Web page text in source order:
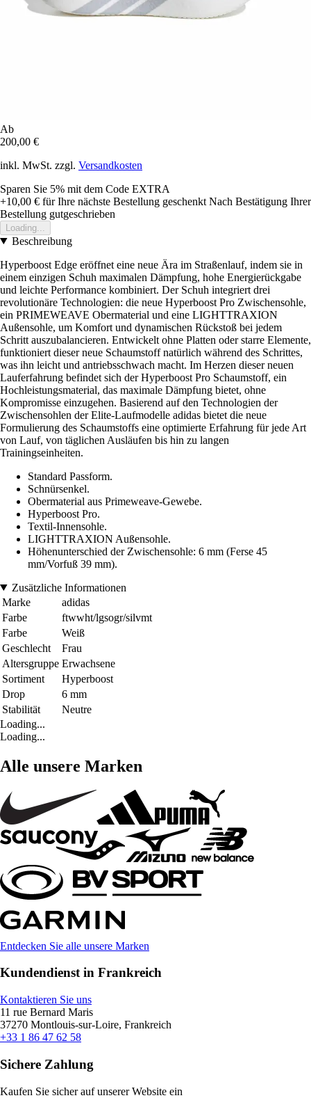
Ab
200,00 €
inkl. MwSt. zzgl. Versandkosten
Sparen Sie 5% mit dem Code EXTRA
+10,00 € für Ihre nächste Bestellung geschenkt Nach Bestätigung Ihrer
Bestellung gutgeschrieben
Loading...
Beschreibung
Hyperboost Edge eröffnet eine neue Ära im Straßenlauf, indem sie in
einem einzigen Schuh maximalen Dämpfung, hohe Energierückgabe
und leichte Performance kombiniert. Der Schuh integriert drei
revolutionäre Technologien: die neue Hyperboost Pro Zwischensohle,
ein PRIMEWEAVE Obermaterial und eine LIGHTTRAXION
Außensohle, um Komfort und dynamischen Rückstoß bei jedem
Schritt auszubalancieren. Entwickelt ohne Platten oder starre Elemente,
funktioniert dieser neue Schaumstoff natürlich während des Schrittes,
was ihn leicht und antriebsschwach macht. Im Herzen dieser neuen
Lauferfahrung befindet sich der Hyperboost Pro Schaumstoff, ein
Hochleistungsmaterial, das maximale Dämpfung bietet, ohne
Kompromisse einzugehen. Basierend auf den Technologien der
Zwischensohlen der Elite-Laufmodelle adidas bietet die neue
Formulierung des Schaumstoffs eine optimierte Erfahrung für jede Art
von Lauf, von täglichen Ausläufen bis hin zu langen
Trainingseinheiten.
Standard Passform.
Schnürsenkel.
Obermaterial aus Primeweave-Gewebe.
Hyperboost Pro.
Textil-Innensohle.
LIGHTTRAXION Außensohle.
Höhenunterschied der Zwischensohle: 6 mm (Ferse 45
mm/Vorfuß 39 mm).
Zusätzliche Informationen
Marke
adidas
Farbe
ftwwht/lgsogr/silvmt
Farbe
Weiß
Geschlecht
Frau
Altersgruppe Erwachsene
Sortiment
Hyperboost
Drop
6 mm
Stabilität
Neutre
Loading...
Loading...
Alle unsere Marken
Entdecken Sie alle unsere Marken
Kundendienst in Frankreich
Kontaktieren Sie uns
11 rue Bernard Maris
37270 Montlouis-sur-Loire, Frankreich
+33 1 86 47 62 58
Sichere Zahlung
Kaufen Sie sicher auf unserer Website ein